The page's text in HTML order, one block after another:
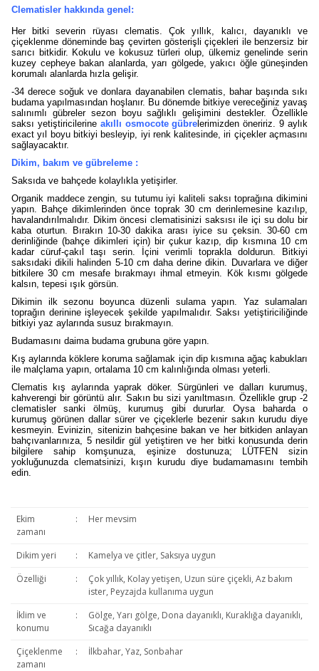
Clematisler hakkında genel:
Her bitki severin rüyası clematis. Çok yıllık, kalıcı, dayanıklı ve
çiçeklenme döneminde baş çevirten gösterişli çiçekleri ile benzersiz bir
sarıcı bitkidir. Kokulu ve kokusuz türleri olup, ülkemiz genelinde serin
kuzey cepheye bakan alanlarda, yarı gölgede, yakıcı öğle güneşinden
korumalı alanlarda hızla gelişir.
-34 derece soğuk ve donlara dayanabilen clematis, bahar başında sıkı
budama yapılmasından hoşlanır. Bu dönemde bitkiye vereceğiniz yavaş
salınımlı gübreler sezon boyu sağlıklı gelişimini destekler. Özellikle
saksı yetiştiricilerine akıllı osmocote gübrelerimizden öneririz. 9 aylık
exact yıl boyu bitkiyi besleyip, iyi renk kalitesinde, iri çiçekler açmasını
sağlayacaktır.
Dikim, bakım ve gübreleme :
Saksıda ve bahçede kolaylıkla yetişirler.
Organik maddece zengin, su tutumu iyi kaliteli saksı toprağına dikimini
yapın. Bahçe dikimlerinden önce toprak 30 cm derinlemesine kazılıp,
havalandırılmalıdır. Dikim öncesi clematisinizi saksısı ile içi su dolu bir
kaba oturtun. Bırakın 10-30 dakika arası iyice su çeksin. 30-60 cm
derinliğinde (bahçe dikimleri için) bir çukur kazıp, dip kısmına 10 cm
kadar cüruf-çakıl taşı serin. İçini verimli toprakla doldurun. Bitkiyi
saksıdaki dikili halinden 5-10 cm daha derine dikin. Duvarlara ve diğer
bitkilere 30 cm mesafe bırakmayı ihmal etmeyin. Kök kısmı gölgede
kalsın, tepesi ışık görsün.
Dikimin ilk sezonu boyunca düzenli sulama yapın. Yaz sulamaları
toprağın derinine işleyecek şekilde yapılmalıdır. Saksı yetiştiriciliğinde
bitkiyi yaz aylarında susuz bırakmayın.
Budamasını daima budama grubuna göre yapın.
Kış aylarında köklere koruma sağlamak için dip kısmına ağaç kabukları
ile malçlama yapın, ortalama 10 cm kalınlığında olması yeterli.
Clematis kış aylarında yaprak döker. Sürgünleri ve dalları kurumuş,
kahverengi bir görüntü alır. Sakın bu sizi yanıltmasın. Özellikle grup -2
clematisler sanki ölmüş, kurumuş gibi dururlar. Oysa baharda o
kurumuş görünen dallar sürer ve çiçeklerle bezenir sakın kurudu diye
kesmeyin. Evinizin, sitenizin bahçesine bakan ve her bitkiden anlayan
bahçıvanlarınıza, 5 nesildir gül yetiştiren ve her bitki konusunda derin
bilgilere sahip komşunuza, eşinize dostunuza; LÜTFEN sizin
yokluğunuzda clematsinizi, kışın kurudu diye budamamasını tembih
edin.
Ekim
zamanı
: Her mevsim
Dikim yeri :
Kamelya ve çitler, Saksıya uygun
Özelliği
:
Çok yıllık, Kolay yetişen, Uzun süre çiçekli, Az bakım
ister, Peyzajda kullanıma uygun
İklim ve
konumu
:
Gölge, Yarı gölge, Dona dayanıklı, Kuraklığa dayanıklı,
Sıcağa dayanıklı
Çiçeklenme
zamanı
: İlkbahar, Yaz, Sonbahar